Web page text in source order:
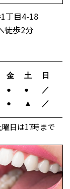
丁目4-18
徒歩2分
金 土 日
● ● ／
● ▲ ／
日は17時まで